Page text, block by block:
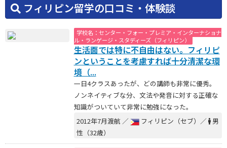
フィリピン留学の口コミ・体験談
学校名：センター・フォー・プレミア・インターナショナ
ル・ランゲージ・スタディーズ（フィリピン）
生活面では特に不自由はない。フィリピ
ンということを考慮すれば十分清潔な環
境（...
一日4クラスあったが、どの講師も非常に優秀。
ノンネイティブな分、文法や発音に対する正確な
知識がついていて非常に勉強になった。
2012年7月渡航 ／
フィリピン（セブ）／ 男
性（32歳）